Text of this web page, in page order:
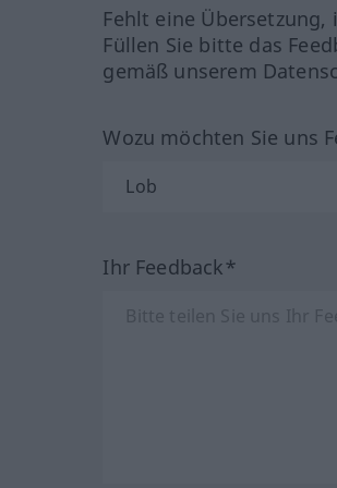
Fehlt eine
Füllen Sie bitte das
gemäß unserem
Wozu möchten Sie uns
Ihr Feedback*